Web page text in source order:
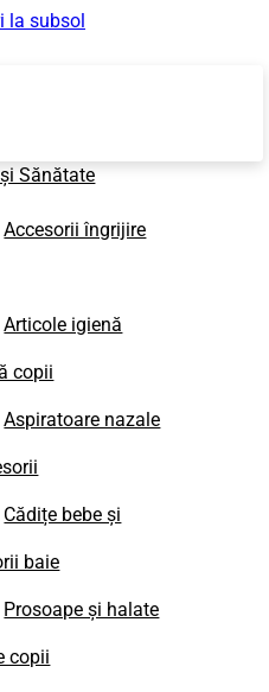
la subsol
Sănătate
Accesorii îngrijire
Articole igienă
copii
Aspiratoare nazale
Cădițe bebe și
baie
Prosoape și halate
copii